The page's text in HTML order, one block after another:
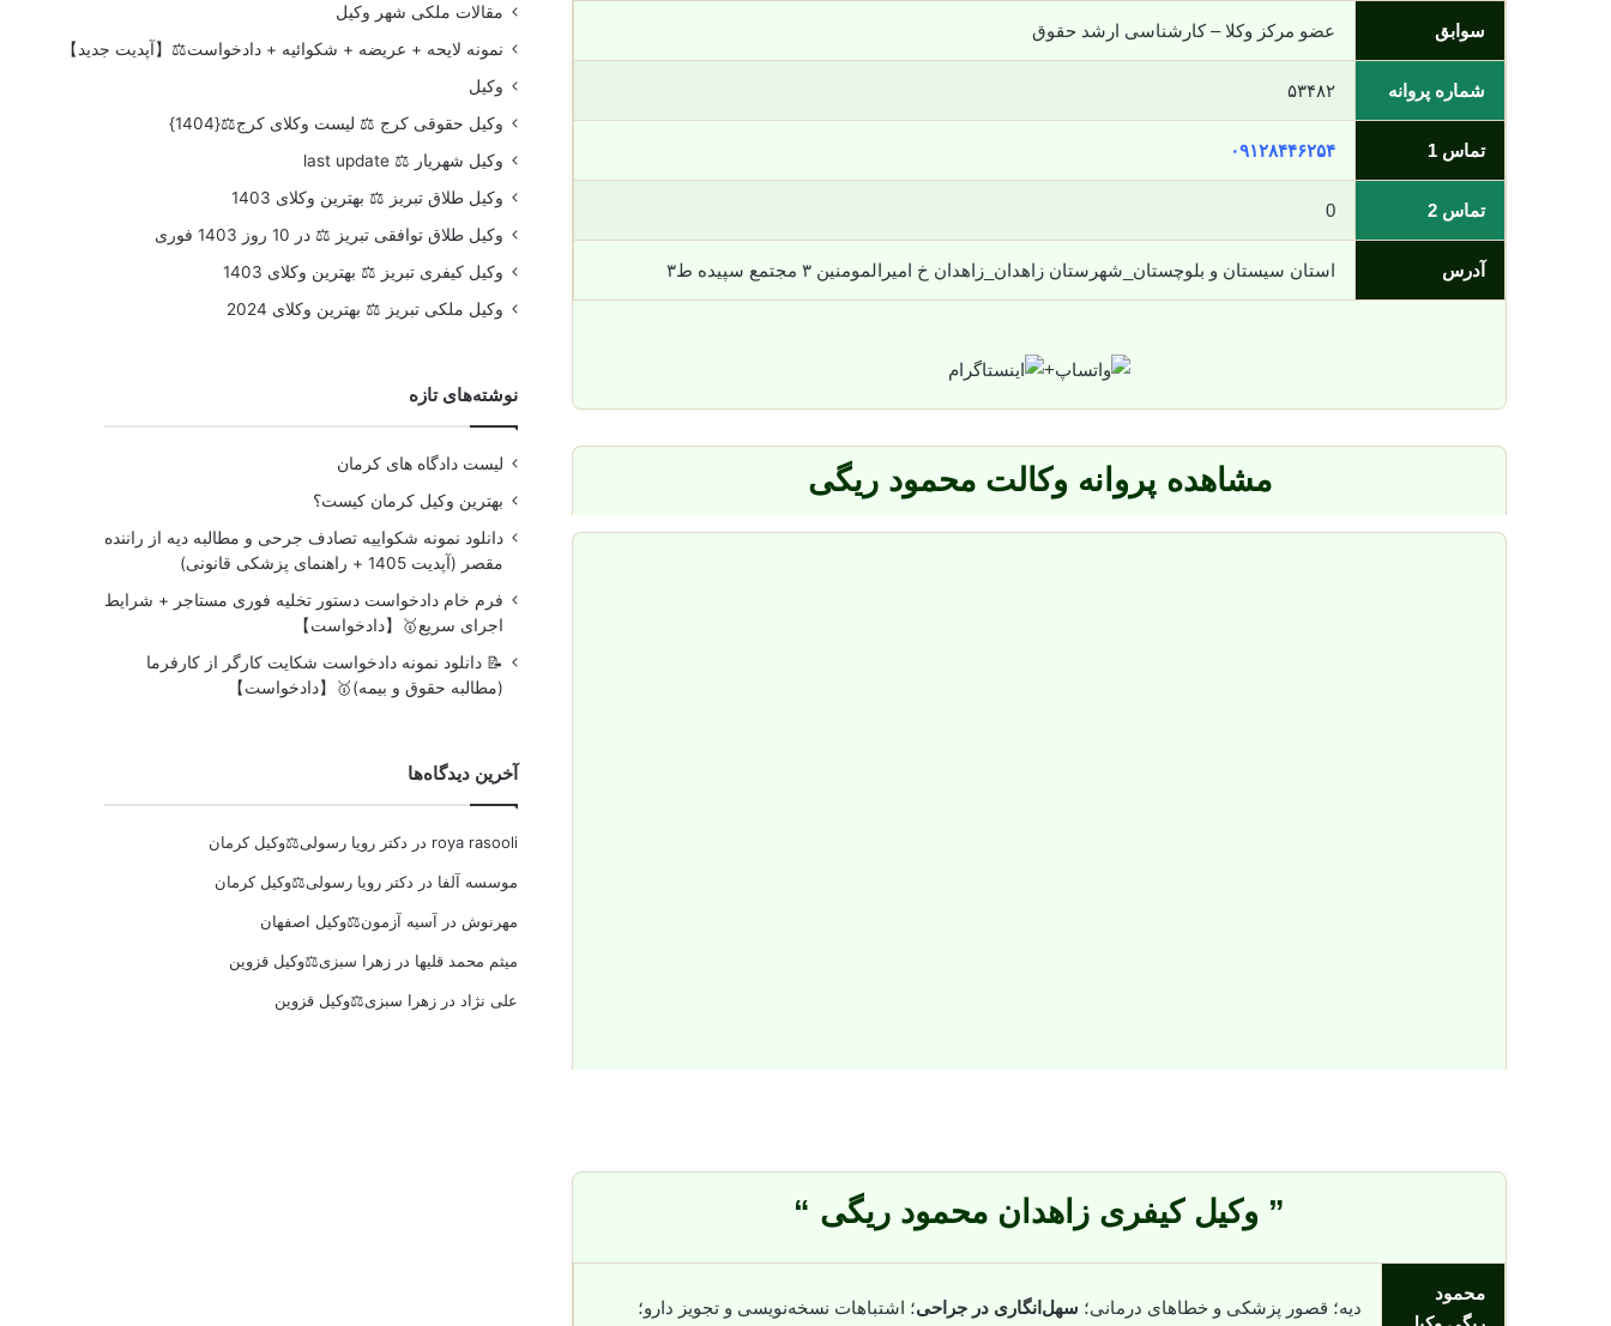
سوابق عضو مرکز وکلا – کارشناسی ارشد حقوق
شماره پروانه ۵۳۴۸۲
تماس 1 ۰۹۱۲۸۴۴۶۲۵۴
تماس 2 0
آدرس استان سیستان و بلوچستان_شهرستان زاهدان_زاهدان خ امیرالمومنین ۳ مجتمع سپیده ط۳
+
مشاهده پروانه وکالت محمود ریگی
” وکیل کیفری زاهدان محمود ریگی “
محمود
دیه؛ قصور پزشکی و خطاهای درمانی؛ سهل‌انگاری در جراحی؛ اشتباهات نسخه‌نویسی و تجویز دارو؛
مقالات ملکی شهر وکیل
نمونه لایحه + عریضه + شکوائیه + دادخواست⚖️【آپدیت جدید】
وکیل
وکیل حقوقی کرج ⚖️ لیست وکلای کرج⚖️{1404}
وکیل شهریار ⚖️ last update
وکیل طلاق تبریز ⚖️ بهترین وکلای 1403
وکیل طلاق توافقی تبریز ⚖️ در 10 روز 1403 فوری
وکیل کیفری تبریز ⚖️ بهترین وکلای 1403
وکیل ملکی تبریز ⚖️ بهترین وکلای 2024
نوشته‌های تازه
لیست دادگاه های کرمان
بهترین وکیل کرمان کیست؟
دانلود نمونه شکواییه تصادف جرحی و مطالبه دیه از راننده
مقصر (آپدیت 1405 + راهنمای پزشکی قانونی)
فرم خام دادخواست دستور تخلیه فوری مستاجر + شرایط
اجرای سریع🥇【دادخواست】
📝 دانلود نمونه دادخواست شکایت کارگر از کارفرما
(مطالبه حقوق و بیمه)🥇【دادخواست】
آخرین دیدگاه‌ها
roya rasooli در دکتر رویا رسولی⚖️وکیل کرمان
موسسه آلفا در دکتر رویا رسولی⚖️وکیل کرمان
مهرنوش در آسیه آزمون⚖️وکیل اصفهان
میثم محمد قلیها درزهرا سبزی⚖️وکیل قزوین
علی نژاد درزهرا سبزی⚖️وکیل قزوین